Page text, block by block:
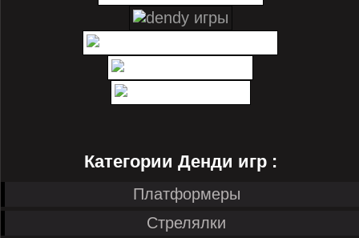
Категории Денди игр :
Платформеры
Стрелялки